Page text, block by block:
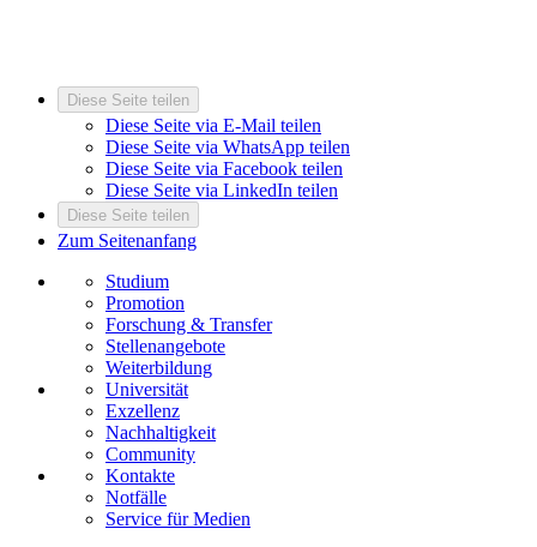
Diese Seite teilen
Diese Seite via E-Mail teilen
Diese Seite via WhatsApp teilen
Diese Seite via Facebook teilen
Diese Seite via LinkedIn teilen
Diese Seite teilen
Zum Seitenanfang
Studium
Promotion
Forschung & Transfer
Stellenangebote
Weiterbildung
Universität
Exzellenz
Nachhaltigkeit
Community
Kontakte
Notfälle
Service für Medien